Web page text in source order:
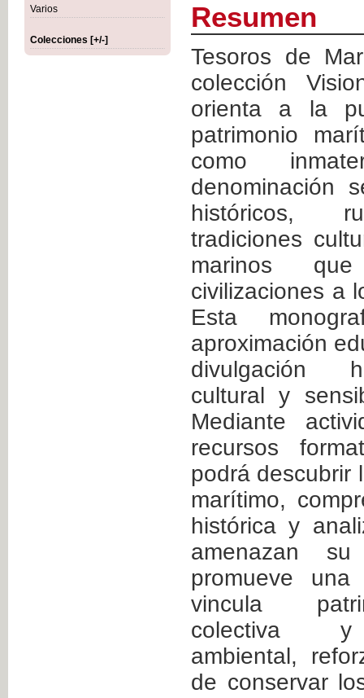
Varios
Colecciones [+/-]
Resumen
Tesoros de
colección
orienta a la
patrimonio
como
denominación
históricos,
tradiciones
marinos
civilizaciones a
Esta
aproximación
divulgación
cultural y
Mediante
recursos
podrá descubrir
marítimo,
histórica y
amenazan
promueve
vincula
colectiva y
ambiental,
de conservar